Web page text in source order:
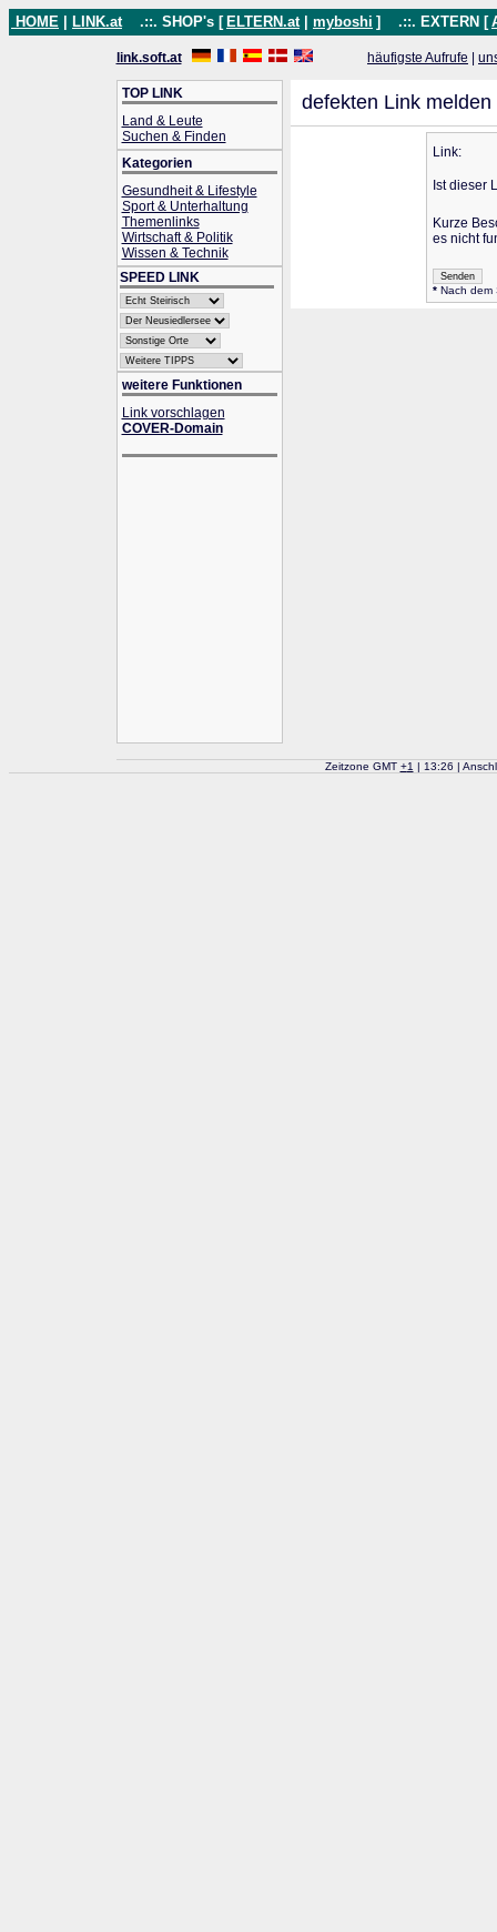
HOME LINK.at .::. SHOP's [ ELTERN.at myboshi ] .::. EXTERN [
link.soft.at häufigste Aufrufe
TOP LINK
Land & Leute
Suchen & Finden
Kategorien
Gesundheit & Lifestyle
Sport & Unterhaltung
Themenlinks
Wirtschaft & Politik
Wissen & Technik
SPEED LINK
weitere Funktionen
Link vorschlagen
COVER-Domain
defekten Link melden
Link:
Ist dieser
Kurze
es nicht
*Nach dem
Zeitzone GMT +1 | 13:26 |